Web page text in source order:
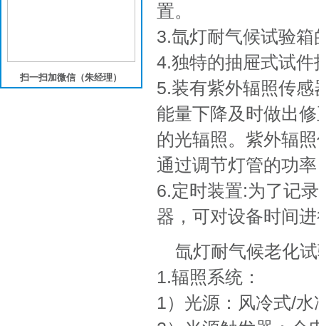
置。
3.氙灯耐气候试验
4.独特的抽屉式试
5.装有紫外辐照传
能量下降及时做出
的光辐照。紫外辐
通过调节灯管的功
6.定时装置:为了记
器，可对设备时间
氙灯耐气候老化
1.辐照系统：
1）光源：风冷式/
扫一扫加微信（朱经理）